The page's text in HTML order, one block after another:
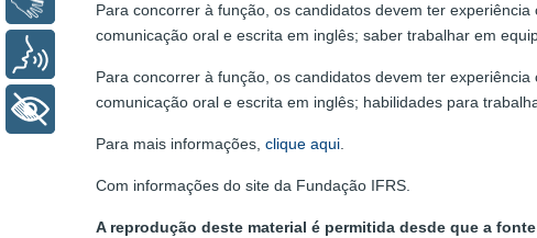
Para concorrer à função, os candidatos devem ter
comunicação oral e escrita em inglês; saber trabalhar em
Para concorrer à função, os candidatos devem ter
comunicação oral e escrita em inglês; habilidades para
Para mais informações, clique aqui.
Com informações do site da Fundação IFRS.
A reprodução deste material é permitida desde que a
+ Acessibilidade